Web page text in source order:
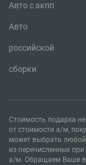
Авто с акпп
Авто
российской
сборки
Стоимость подарка
от стоимости а/м,
может выбрать
из перечисленных при
а/м. Обращаем Ваше